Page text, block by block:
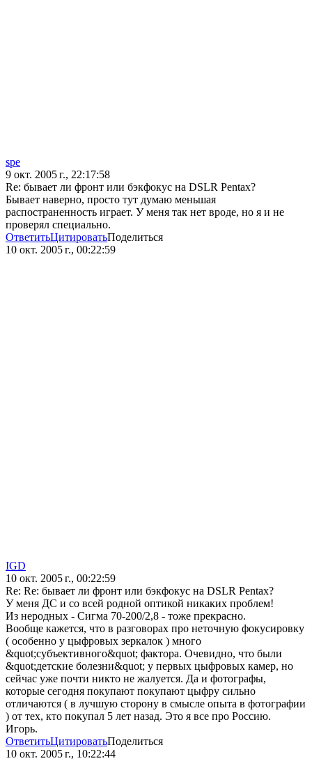
spe
9 окт. 2005 г., 22:17:58
Re: бывает ли фронт или бэкфокус на DSLR Pentax?
Бывает наверно, просто тут думаю меньшая
распостраненность играет. У меня так нет вроде, но я и не
проверял специально.
ОтветитьЦитироватьПоделиться
10 окт. 2005 г., 00:22:59
IGD
10 окт. 2005 г., 00:22:59
Re: Re: бывает ли фронт или бэкфокус на DSLR Pentax?
У меня ДС и со всей родной оптикой никаких проблем!
Из неродных - Сигма 70-200/2,8 - тоже прекрасно.
Вообще кажется, что в разговорах про неточную фокусировку
( особенно у цыфровых зеркалок ) много
&quot;субъективного&quot; фактора. Очевидно, что были
&quot;детские болезни&quot; у первых цыфровых камер, но
сейчас уже почти никто не жалуется. Да и фотографы,
которые сегодня покупают покупают цыфру сильно
отличаются ( в лучшую сторону в смысле опыта в фотографии
) от тех, кто покупал 5 лет назад. Это я все про Россию.
Игорь.
ОтветитьЦитироватьПоделиться
10 окт. 2005 г., 10:22:44